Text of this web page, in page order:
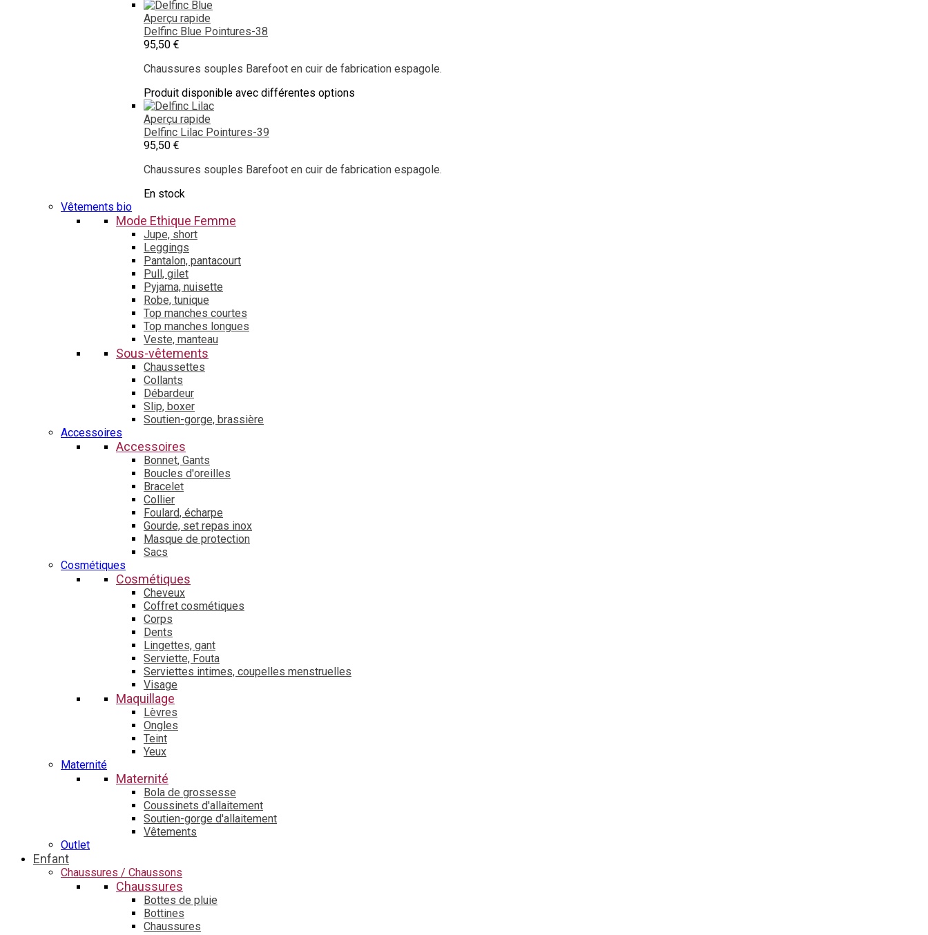
Aperçu rapide
Delfinc Blue Pointures-38
95,50 €
Chaussures souples Barefoot en cuir de fabrication espagole.
Produit disponible avec différentes options
Aperçu rapide
Delfinc Lilac Pointures-39
95,50 €
Chaussures souples Barefoot en cuir de fabrication espagole.
En stock
Vêtements bio
Mode Ethique Femme
Jupe, short
Leggings
Pantalon, pantacourt
Pull, gilet
Pyjama, nuisette
Robe, tunique
Top manches courtes
Top manches longues
Veste, manteau
Sous-vêtements
Chaussettes
Collants
Débardeur
Slip, boxer
Soutien-gorge, brassière
Accessoires
Accessoires
Bonnet, Gants
Boucles d'oreilles
Bracelet
Collier
Foulard, écharpe
Gourde, set repas inox
Masque de protection
Sacs
Cosmétiques
Cosmétiques
Cheveux
Coffret cosmétiques
Corps
Dents
Lingettes, gant
Serviette, Fouta
Serviettes intimes, coupelles menstruelles
Visage
Maquillage
Lèvres
Ongles
Teint
Yeux
Maternité
Maternité
Bola de grossesse
Coussinets d'allaitement
Soutien-gorge d'allaitement
Vêtements
Outlet
Enfant
Chaussures / Chaussons
Chaussures
Bottes de pluie
Bottines
Chaussures